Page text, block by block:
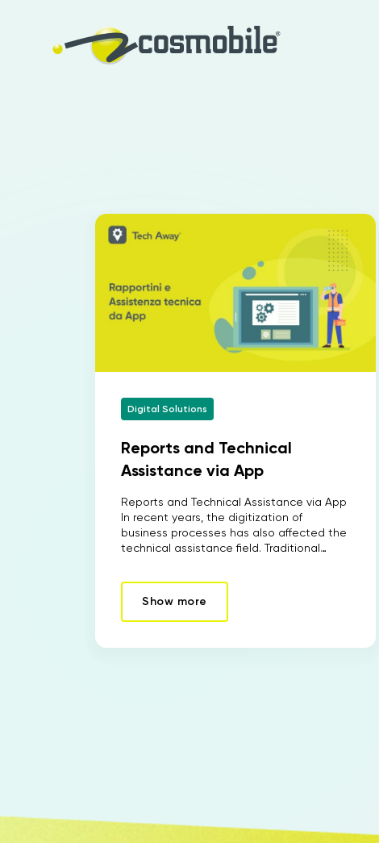
Digital Solutions
Reports and Technical
Assistance via App
Reports and Technical Assistance via App
In recent years, the digitization of
business processes has also affected the
technical assistance field. Traditional…
Show more